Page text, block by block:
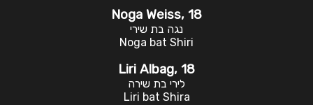
Noga Weiss, 18
נגה בת שירי
Noga bat Shiri
Liri Albag, 18
לירי בת שירה
Liri bat Shira